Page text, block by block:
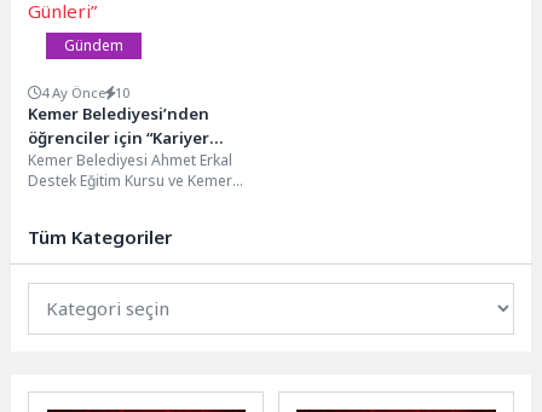
Gündem
4 Ay Önce 10
Kemer Belediyesi’nden
öğrenciler için “Kariyer
Günleri”
Kemer Belediyesi Ahmet Erkal
Destek Eğitim Kursu ve Kemer
Tüm Kategoriler